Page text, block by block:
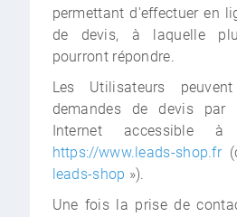
permettant d'effectuer en
de devis, à laquelle
pourront répondre.
Les Utilisateurs
demandes de devis
Internet accessible à
https://www.leads-shop.fr
leads-shop »).
Une fois la prise de